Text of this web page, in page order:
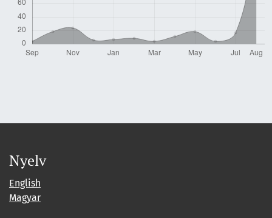
Nyelv
English
Magyar